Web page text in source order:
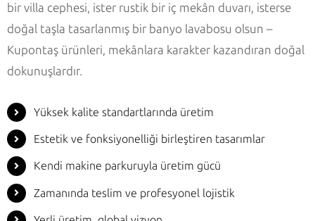
bir villa cephesi, ister rustik bir iç mekân duvarı, isterse
doğal taşla tasarlanmış bir banyo lavabosu olsun –
Kupontaş ürünleri, mekânlara karakter kazandıran doğal
dokunuşlardır.
Yüksek kalite standartlarında üretim
Estetik ve fonksiyonelliği birleştiren tasarımlar
Kendi makine parkuruyla üretim gücü
Zamanında teslim ve profesyonel lojistik